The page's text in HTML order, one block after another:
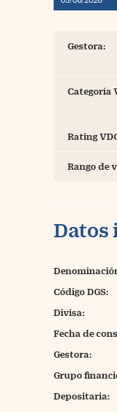
Blogs
Gestora:
Categoría
Rating
Rango de
Datos
Código DGS:
Divisa:
Fecha de
Gestora:
Grupo
Depositaria: